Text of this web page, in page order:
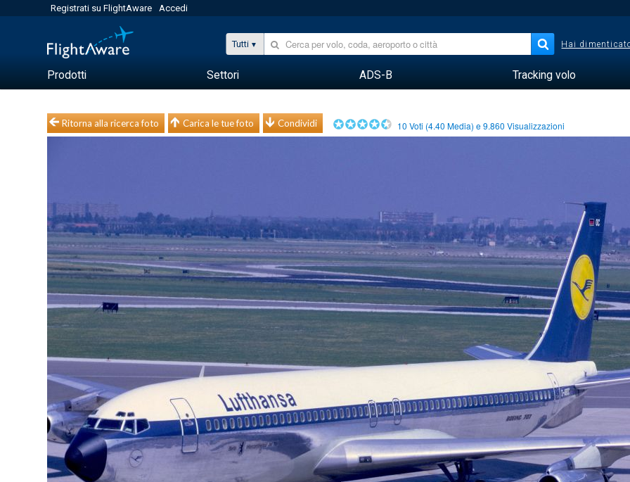
Registrati su FlightAware Accedi
Tutti Hai
Prodotti Settori ADS-B Tracking volo
Ritorna alla ricerca foto Carica le tue foto Condividi 10 Voti (4.40 Media) e9.860 Visualizzazioni